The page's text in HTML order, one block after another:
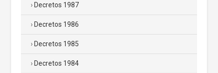
Decretos 1987
Decretos 1986
Decretos 1985
Decretos 1984